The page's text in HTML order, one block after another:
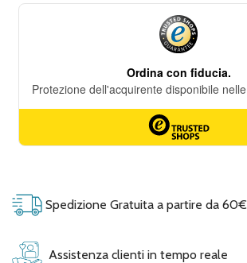
Spedizione Gratuita a partire da 60€
Assistenza clienti in tempo reale